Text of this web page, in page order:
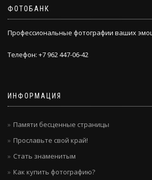
ФОТОБАНК
Профессиональные фотографии ваших
Телефон: +7 962 447-06-42
ИНФОРМАЦИЯ
Памяти бесценные страницы
Прославьте свой край!
Стать знаменитым
Как купить фотографию?